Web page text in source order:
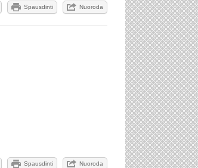
Spausdinti Nuoroda
Spausdinti Nuoroda